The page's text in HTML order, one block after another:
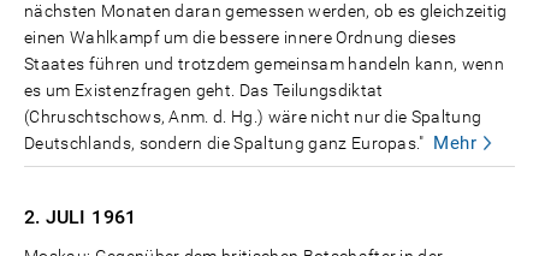
nächsten Monaten daran gemessen werden, ob es gleichzeitig
einen Wahlkampf um die bessere innere Ordnung dieses
Staates führen und trotzdem gemeinsam handeln kann, wenn
es um Existenzfragen geht. Das Teilungsdiktat
(Chruschtschows, Anm. d. Hg.) wäre nicht nur die Spaltung
Deutschlands, sondern die Spaltung ganz Europas." Mehr
2. JULI 1961